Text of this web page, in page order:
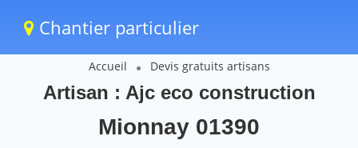
Chantier particulier
Accueil Devis gratuits artisans
Artisan : Ajc eco construction
Mionnay 01390